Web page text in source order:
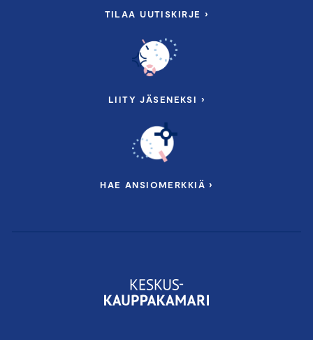
TILAA UUTISKIRJE ›
LIITY JÄSENEKSI ›
HAE ANSIOMERKKIÄ ›